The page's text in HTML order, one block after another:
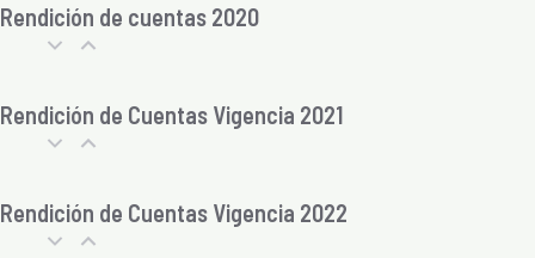
Rendición de cuentas 2020
Rendición de Cuentas Vigencia 2021
Rendición de Cuentas Vigencia 2022